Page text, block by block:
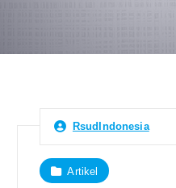
RsudIndonesia
Artikel